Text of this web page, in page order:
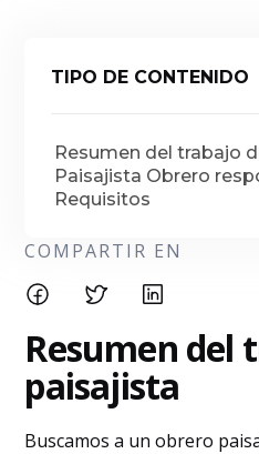
TIPO DE CONTENIDO
Resumen del trabajo
Paisajista Obrero
Requisitos
COMPARTIR EN
Resumen del
paisajista
Buscamos a un obrero